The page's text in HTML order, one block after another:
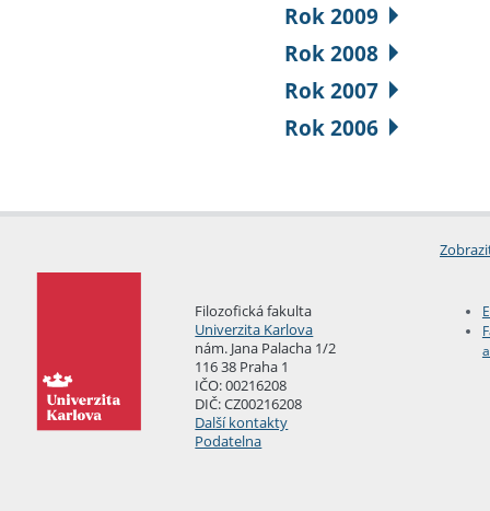
Rok 2009
Rok 2008
Rok 2007
Rok 2006
Filozofická fakulta
Univerzita Karlova
nám. Jana Palacha 1/2
116 38 Praha 1
IČO: 00216208
DIČ: CZ00216208
Další kontakty
Podatelna